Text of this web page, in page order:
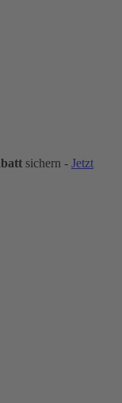
sichern - Jetzt